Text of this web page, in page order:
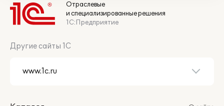
Отраслевые
и специализированные решения
1С:Предприятие
Другие сайты 1С